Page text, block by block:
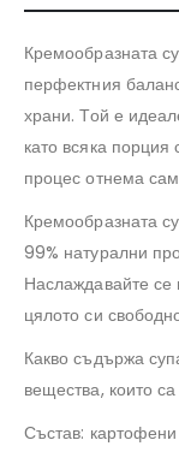
Кремообразната
перфектния
храни. Той е
като всяка
процес отнема
Кремообразната
99% натурални
Наслаждавайте се
цялото си
Какво съдържа
вещества, които
Състав: